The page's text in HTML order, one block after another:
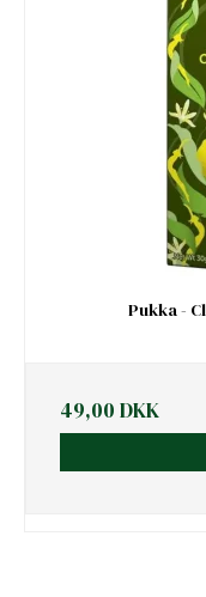
Pukka -
49,00 DKK